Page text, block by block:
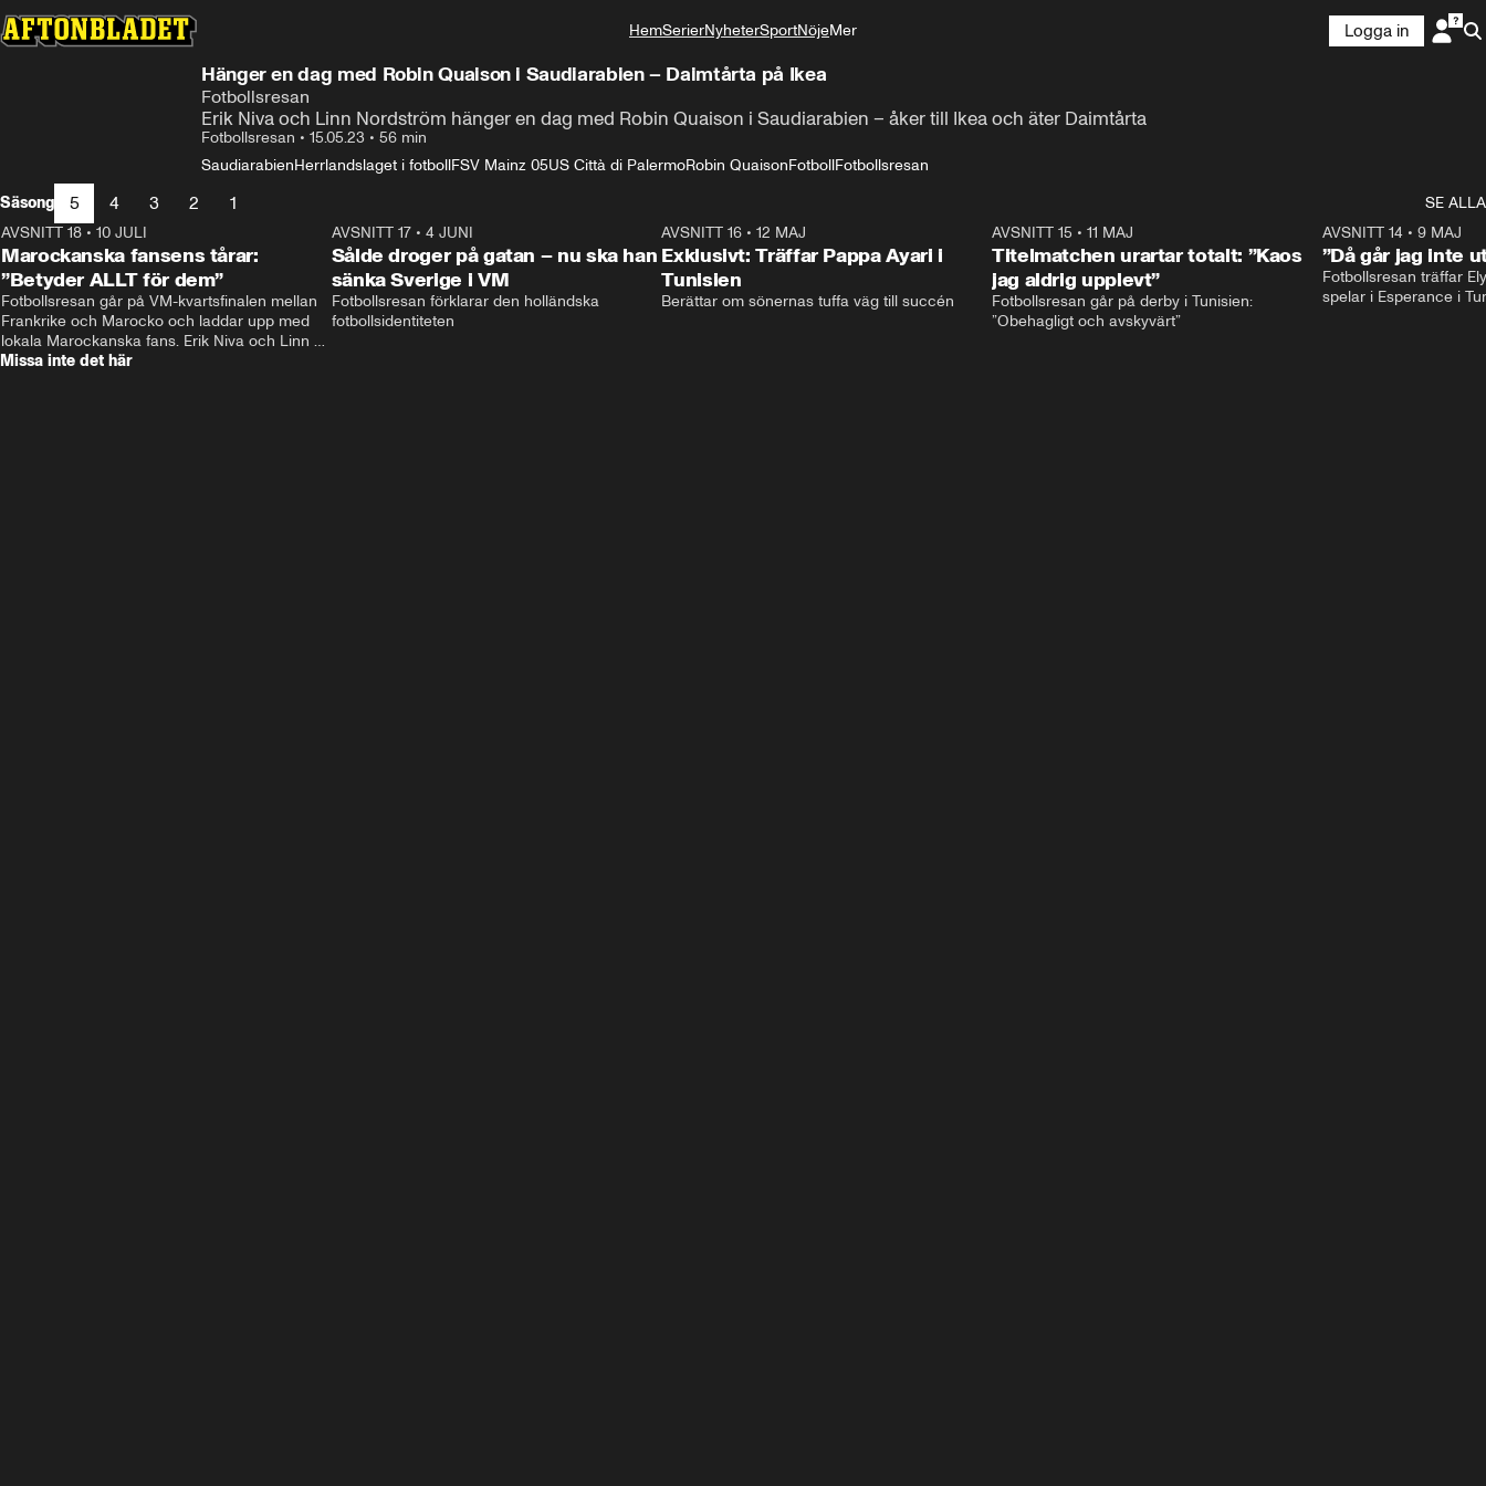
HemSerierNyheterSportNöjeMer
Livsstil
Logga in
Hänger en dag med Robin Quaison i Saudiarabien – Daimtårta på Ikea
Fotbollsresan
Erik Niva och Linn Nordström hänger en dag med Robin Quaison i Saudiarabien – åker till Ikea och äter Daimtårta
Fotbollsresan • 15.05.23 • 56 min
SaudiarabienHerrlandslaget i fotbollFSV Mainz 05US Città di PalermoRobin QuaisonFotbollFotbollsresan
Säsong
5 4 3 2 1
SE ALLA
AVSNITT 18 • 10 JULI
Marockanska fansens tårar:
”Betyder ALLT för dem”
Fotbollsresan går på VM-kvartsfinalen mellan
Frankrike och Marocko och laddar upp med
lokala Marockanska fans. Erik Niva och Linn
Nordström möts av stimmig frukost, tutande
1:01:08
AVSNITT 17• 4 JUNI
Sålde droger på gatan – nu ska han
sänka Sverige i VM
Fotbollsresan förklarar den holländska
fotbollsidentiteten
AVSNITT 16 •12 MAJ
Exklusivt: Träffar Pappa Ayari i
Tunisien
Berättar om sönernas tuffa väg till succén
AVSNITT 15 • 11 MAJ
Titelmatchen urartar totalt: ”Kaos
jag aldrig upplevt”
Fotbollsresan går på derby i Tunisien:
”Obehagligt och avskyvärt”
AVSNITT 14• 9 MAJ
”Då går jag inte
Fotbollsresan träffar
Missa inte det här